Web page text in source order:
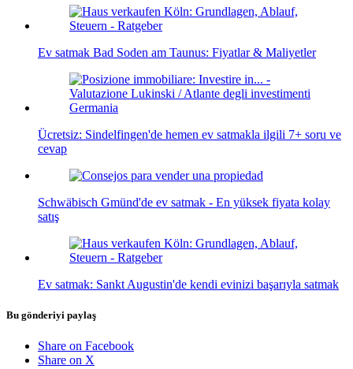
Ev satmak Bad Soden am Taunus: Fiyatlar & Maliyetler
Ücretsiz: Sindelfingen'de hemen ev satmakla ilgili 7+ soru ve
cevap
Schwäbisch Gmünd'de ev satmak - En yüksek fiyata kolay
satış
Ev satmak: Sankt Augustin'de kendi evinizi başarıyla satmak
Bu gönderiyi paylaş
Share on Facebook
Share on X